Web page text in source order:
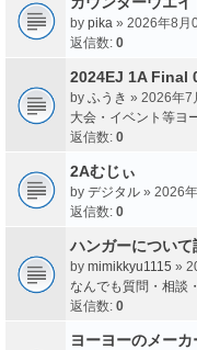
by pika » 2026年8月
返信数: 0
2024EJ 1A Final
by ふうき » 2026年7
大会・イベント等ヨ
返信数: 0
2Aむじぃ
by デジタル » 2026
返信数: 0
ハンガーについて
by mimikkyu1115 »
なんでも質問・相談
返信数: 0
ヨーヨーのメーカ